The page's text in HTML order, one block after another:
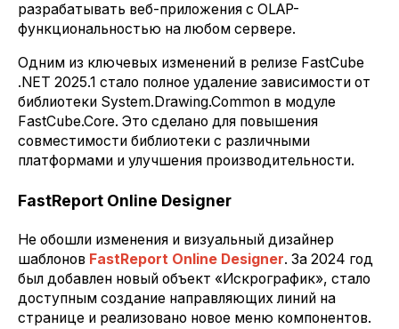
разрабатывать веб-приложения с OLAP-
функциональностью на любом сервере.
Одним из ключевых изменений в релизе FastCube
.NET 2025.1 стало полное удаление зависимости от
библиотеки System.Drawing.Common в модуле
FastCube.Core. Это сделано для повышения
совместимости библиотеки с различными
платформами и улучшения производительности.
FastReport Online Designer
Не обошли изменения и визуальный дизайнер
шаблонов FastReport Online Designer. За 2024 год
был добавлен новый объект «Искрографик», стало
доступным создание направляющих линий на
странице и реализовано новое меню компонентов.